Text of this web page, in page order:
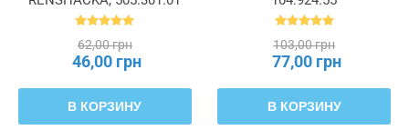
62,00 грн
46,00 грн
В КОРЗИНУ
103,00 грн
77,00 грн
В КОРЗИНУ